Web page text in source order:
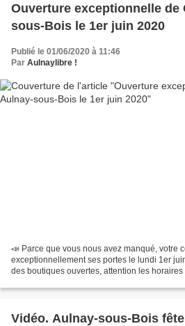
Ouverture exceptionnelle de
sous-Bois le 1er juin 2020
Publié le 01/06/2020 à 11:46
Par Aulnaylibre !
📣 Parce que vous nous avez manqué, votre
exceptionnellement ses portes le lundi 1er
des boutiques ouvertes, attention les
Vidéo. Aulnay-sous-Bois fête